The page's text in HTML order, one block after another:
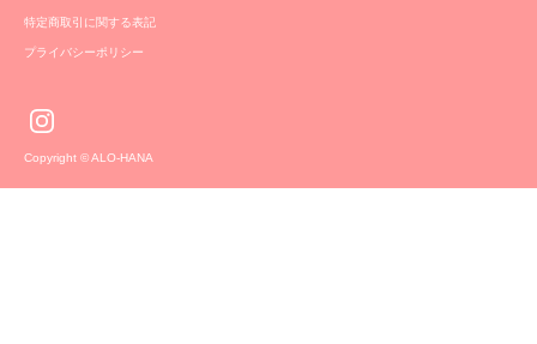
特定商取引に関する表記
プライバシーポリシー
Copyright © ALO-HANA